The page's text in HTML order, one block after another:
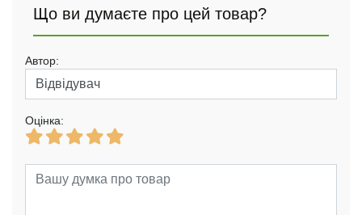
Що ви думаєте про цей товар?
Автор:
Оцінка: